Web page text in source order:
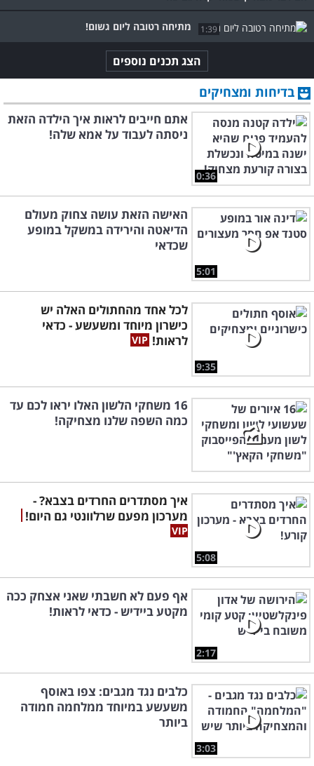
1:39 מתיחה רטובה ליום גשום!
הצג תכנים נוספים
בדיחות ומצחיקים
0:36
אתם חייבים לראות איך הילדה הזאת
ניסתה לעבוד על אמא שלה!
5:01
האישה הזאת עושה צחוק מעולם
הדיאטה והירידה במשקל במופע
שכדאי
9:35
לכל אחד מהחתולים האלה יש
כישרון מיוחד ומשעשע - כדאי
לראות!
16 משחקי הלשון האלו יראו לכם עד
כמה השפה שלנו מצחיקה!
5:08
איך מסתדרים החרדים בצבא? -
מערכון מפעם שרלוונטי גם היום!
2:17
אף פעם לא חשבתי שאני אצחק ככה
מקטע ביידיש - כדאי לראות!
3:03
כלבים נגד מגבים: צפו באוסף
משעשע במיוחד ממלחמה חמודה
ביותר